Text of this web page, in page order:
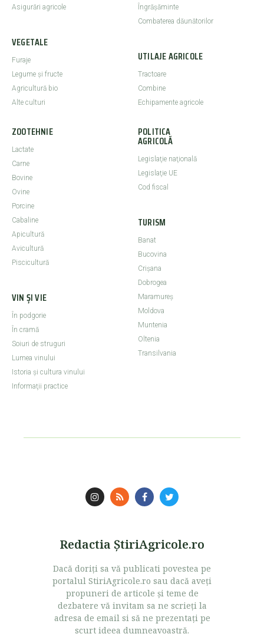
Asigurări agricole
VEGETALE
Furaje
Legume şi fructe
Agricultură bio
Alte culturi
Îngrășăminte
Combaterea dăunătorilor
UTILAJE AGRICOLE
Tractoare
Combine
Echipamente agricole
ZOOTEHNIE
Lactate
Carne
Bovine
Ovine
Porcine
Cabaline
Apicultură
Avicultură
Piscicultură
VIN ȘI VIE
În podgorie
În cramă
Soiuri de struguri
Lumea vinului
Istoria şi cultura vinului
Informaţii practice
POLITICA
AGRICOLĂ
Legislaţie naţională
Legislaţie UE
Cod fiscal
TURISM
Banat
Bucovina
Crişana
Dobrogea
Maramureş
Moldova
Muntenia
Oltenia
Transilvania
Redactia ŞtiriAgricole.ro
Dacă doriţi sa vă publicati povestea pe
portalul StiriAgricole.ro sau dacă aveţi
propuneri de articole şi teme de
dezbatere vă invitam sa ne scrieţi la
adresa de email si să ne prezentaţi pe
scurt ideea dumneavoastră.